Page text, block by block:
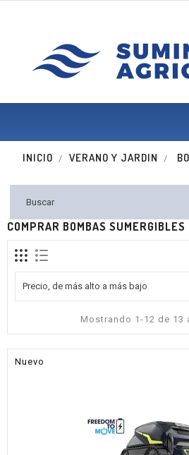
INICIO VERANO Y JARDIN
COMPRAR BOMBAS SUMERGIBLES
Precio, de más alto a más bajo
Mostrando 1-12 de 13
Nuevo